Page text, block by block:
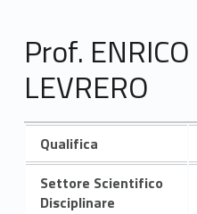
Prof.
LEVRERO
Qualifica
Settore Scientifico
Disciplinare